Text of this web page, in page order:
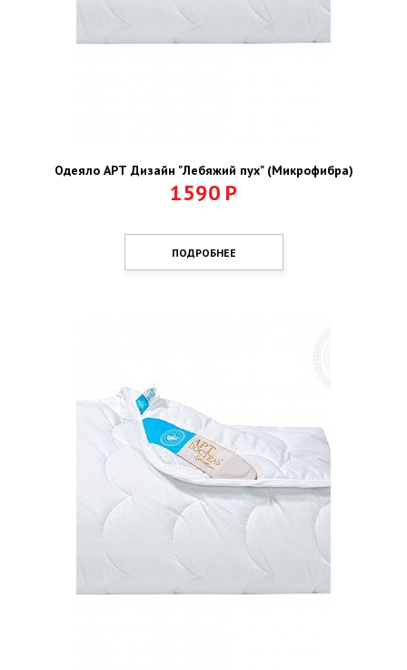
Одеяло АРТ Дизайн "Лебяжий пух" (Микрофибра)
1590 Р
ПОДРОБНЕЕ